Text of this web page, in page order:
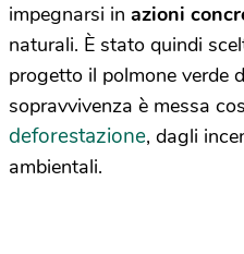
impegnarsi in azioni
naturali. È stato quindi
progetto il polmone verde
sopravvivenza è messa
deforestazione, dagli
ambientali.